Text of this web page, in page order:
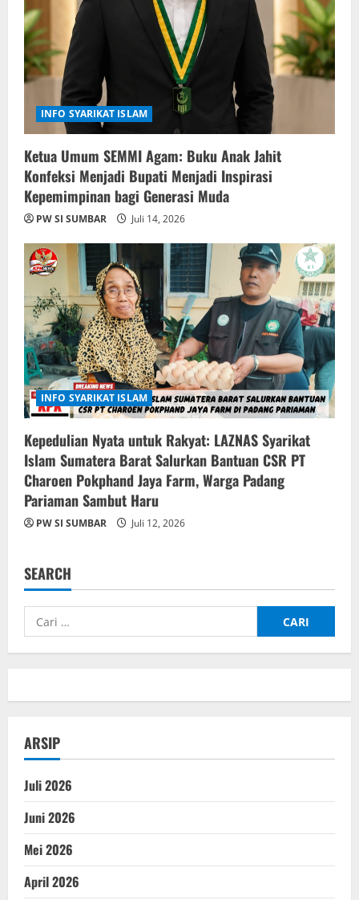
INFO SYARIKAT ISLAM
Ketua Umum SEMMI Agam: Buku Anak Jahit
Konfeksi Menjadi Bupati Menjadi Inspirasi
Kepemimpinan bagi Generasi Muda
PW SI SUMBAR Juli 14, 2026
INFO SYARIKAT ISLAM
Kepedulian Nyata untuk Rakyat: LAZNAS Syarikat
Islam Sumatera Barat Salurkan Bantuan CSR PT
Charoen Pokphand Jaya Farm, Warga Padang
Pariaman Sambut Haru
PW SI SUMBAR Juli 12, 2026
SEARCH
Cari
untuk:
ARSIP
Juli 2026
Juni 2026
Mei 2026
April 2026